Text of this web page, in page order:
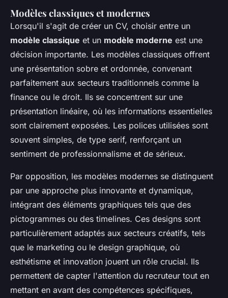
Modèles classiques et modernes
Lorsqu'il s'agit de créer un CV, choisir entre un
modèle classique et un modèle moderne est une
décision importante. Les modèles classiques offrent
une présentation sobre et ordonnée, convenant
parfaitement aux secteurs traditionnels comme la
finance ou le droit. Ils se concentrent sur une
présentation linéaire, où les informations essentielles
sont clairement exposées. Les polices utilisées sont
souvent simples, de type serif, renforçant un
sentiment de professionnalisme et de sérieux.
Par opposition, les modèles modernes se distinguent
par une approche plus innovante et dynamique,
intégrant des éléments graphiques tels que des
pictogrammes ou des timelines. Ces designs sont
particulièrement adaptés aux secteurs créatifs, tels
que le marketing ou le design graphique, où
esthétisme et innovation jouent un rôle crucial. Ils
permettent de capter l'attention du recruteur tout en
mettant en avant des compétences spécifiques,